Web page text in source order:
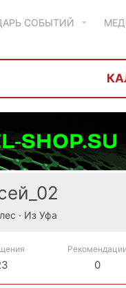
СОБЫТИЙ
· Из Уфа
Рекомендации
0